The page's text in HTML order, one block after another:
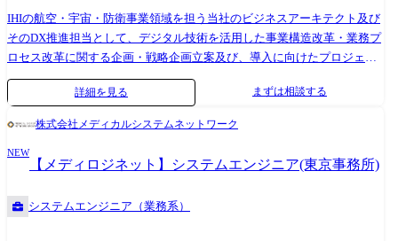
様…仮想基盤更改案件 【変更の範囲:会社の定める事業所(リモートワー
ク含む)】
IHIの航空・宇宙・防衛事業領域を担う当社のビジネスアーキテクト及び
そのDX推進担当として、デジタル技術を活用した事業構造改革・業務プ
ロセス改革に関する企画・戦略企画立案及び、導入に向けたプロジェク
トマネジメント等をお任せいたします。現在は6領域(設計/生産/調達/営
業/総務人事/経営管理)におけるプロジェクトが進んでいますが、それぞ
ら、リリースに向けた予算検討やITシステム・ベンダーの選定等の導入
までを主担当として取りまとめていただきます。各プロジェクトは複数
名の体制で行っており、プロジェクト内で付随した案件が出てきた際に
は、並行して担当いただくような想定となります。当社事業や製品開発
詳細を見る まずは相談する
株式会社メディカルシステムネットワーク
NEW
【メディロジネット】システムエンジニア(東京事務所)
システムエンジニア（業務系）